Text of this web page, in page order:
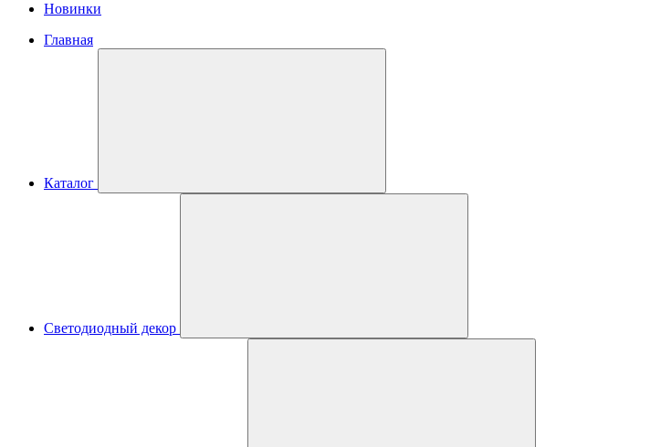
Новинки
Главная
Каталог
Светодиодный декор